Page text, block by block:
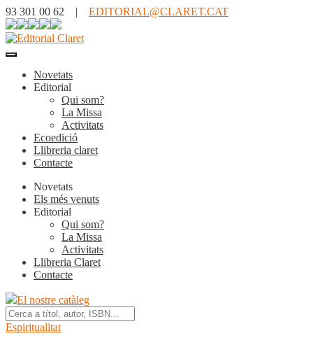
93 301 00 62 | EDITORIAL@CLARET.CAT
Novetats
Editorial
Qui som?
La Missa
Activitats
Ecoedició
Llibreria claret
Contacte
Novetats
Els més venuts
Editorial
Qui som?
La Missa
Activitats
Llibreria Claret
Contacte
El nostre catàleg
Espiritualitat